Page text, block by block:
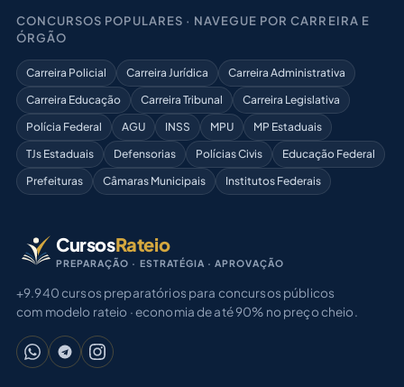
CONCURSOS POPULARES · NAVEGUE POR CARREIRA E
ÓRGÃO
Carreira Policial Carreira Jurídica
Carreira Administrativa
Carreira Educação
Carreira Tribunal
Carreira Legislativa
Polícia Federal
AGU INSS MPU
MP Estaduais
TJs Estaduais
Defensorias Polícias Civis
Educação Federal
Prefeituras
Câmaras Municipais Institutos Federais
CursosRateio
PREPARAÇÃO · ESTRATÉGIA · APROVAÇÃO
+9.940 cursos preparatórios para concursos públicos
com modelo rateio · economia de até 90% no preço cheio.